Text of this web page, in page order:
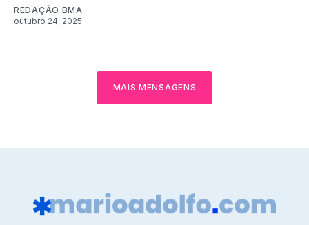
REDAÇÃO BMA
outubro 24, 2025
MAIS MENSAGENS